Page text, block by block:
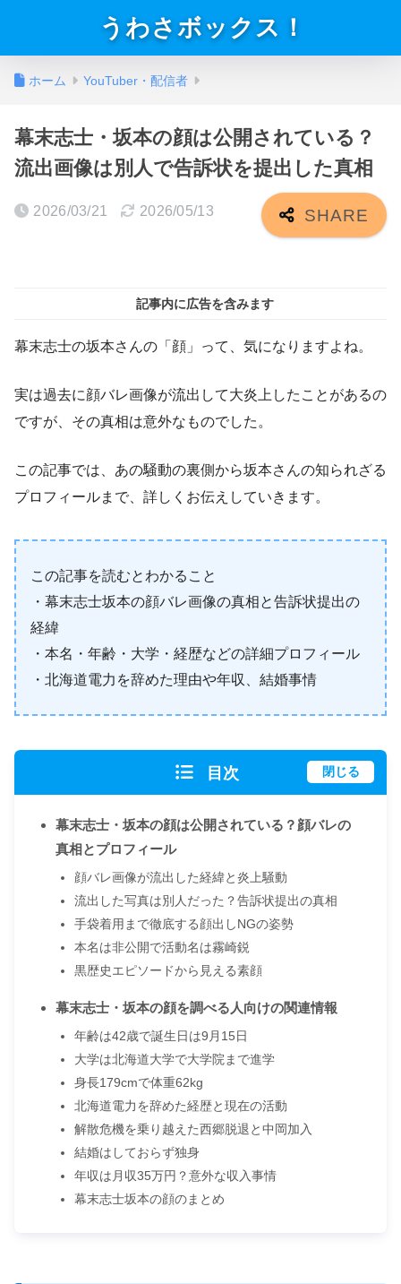
うわさボックス！
ホーム YouTuber・配信者
幕末志士・坂本の顔は公開されている？
流出画像は別人で告訴状を提出した真相
2026/03/21 2026/05/13
記事内に広告を含みます
幕末志士の坂本さんの「顔」って、気になりますよね。
実は過去に顔バレ画像が流出して大炎上したことがあるの
ですが、その真相は意外なものでした。
この記事では、あの騒動の裏側から坂本さんの知られざる
プロフィールまで、詳しくお伝えしていきます。
この記事を読むとわかること
・幕末志士坂本の顔バレ画像の真相と告訴状提出の
経緯
・本名・年齢・大学・経歴などの詳細プロフィール
・北海道電力を辞めた理由や年収、結婚事情
目次 閉じる
幕末志士・坂本の顔は公開されている？顔バレの
真相とプロフィール
顔バレ画像が流出した経緯と炎上騒動
流出した写真は別人だった？告訴状提出の真相
手袋着用まで徹底する顔出しNGの姿勢
本名は非公開で活動名は霧崎鋭
黒歴史エピソードから見える素顔
幕末志士・坂本の顔を調べる人向けの関連情報
年齢は42歳で誕生日は9月15日
大学は北海道大学で大学院まで進学
身長179cmで体重62kg
北海道電力を辞めた経歴と現在の活動
解散危機を乗り越えた西郷脱退と中岡加入
結婚はしておらず独身
年収は月収35万円？意外な収入事情
幕末志士坂本の顔のまとめ